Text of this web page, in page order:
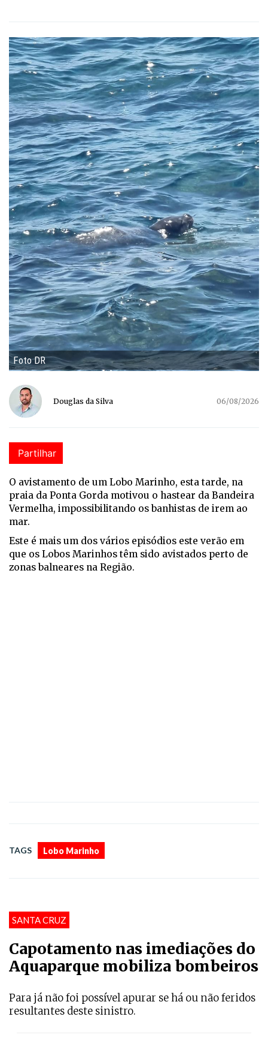
Foto DR
Douglas da Silva 06/08/2026
Partilhar
O avistamento de um Lobo Marinho, esta tarde, na
praia da Ponta Gorda motivou o hastear da Bandeira
Vermelha, impossibilitando os banhistas de irem ao
mar.
Este é mais um dos vários episódios este verão em
que os Lobos Marinhos têm sido avistados perto de
zonas balneares na Região.
TAGS Lobo Marinho
SANTA CRUZ
Capotamento nas imediações do
Aquaparque mobiliza bombeiros
Para já não foi possível apurar se há ou não feridos
resultantes deste sinistro.